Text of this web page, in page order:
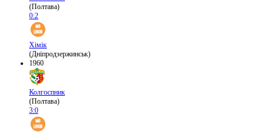
(Полтава)
0:2
Хімік
(Дніпродзержинськ)
1960
Колгоспник
(Полтава)
3:0